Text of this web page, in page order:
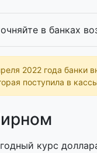
в банках
2022 года банки
поступила в
курс